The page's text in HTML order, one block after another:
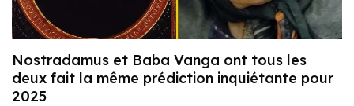
Nostradamus et Baba Vanga ont tous les
deux fait la même prédiction inquiétante pour
2025